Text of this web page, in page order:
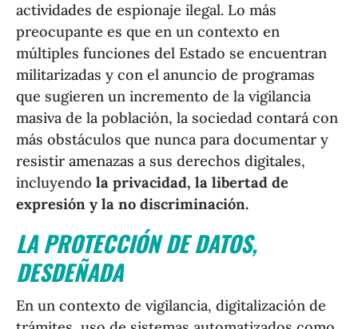
actividades de espionaje ilegal. Lo más
preocupante es que en un contexto en
múltiples funciones del Estado se encuentran
militarizadas y con el anuncio de programas
que sugieren un incremento de la vigilancia
masiva de la población, la sociedad contará con
más obstáculos que nunca para documentar y
resistir amenazas a sus derechos digitales,
incluyendola privacidad, la libertad de
expresión y la no discriminación.
LA PROTECCIÓN DE DATOS,
DESDEÑADA
En un contexto de vigilancia, digitalización de